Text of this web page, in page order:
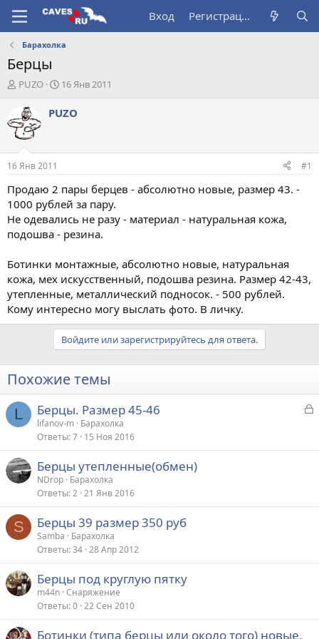
Вход Регистрация
Барахолка
Берцы
А
т
о
р
т
е
м
ы
PUZO
Д
т
а
л
16 Янв 2011
PUZO
16 Янв 2011 #1
Продаю 2 пары берцев - абсолютно новые, размер 43. -
1000 рублей за пару.
Не одевались не разу - материал - натуральная кожа,
подошва - резина.
Ботинки монтажные, абсолютно новые, натуральная
кожа, мех искусственный, подошва резина. Размер 42-43,
утепленные, металлический подносок. - 500 рублей.
Кому интересно могу выслать фото. В личку.
Войдите или зарегистрируйтесь для ответа.
Похожие темы
L
З
р
Берцы. Размер 45-46
lifanov-m Барахолка
Ответы 7 15 Ноя 2016
Берцы утепленные(обмен)
NDrop Барахолка
Ответы 2 21 Янв 2016
S Берцы 39 размер 350 руб
Samba
Барахолка
Ответы 34 28 Апр 2012
Берцы под круглую пятку
m44n Снаряжение
Ответы 0 22 Сен 2010
Ботинки (типа берцы или около того) новые,